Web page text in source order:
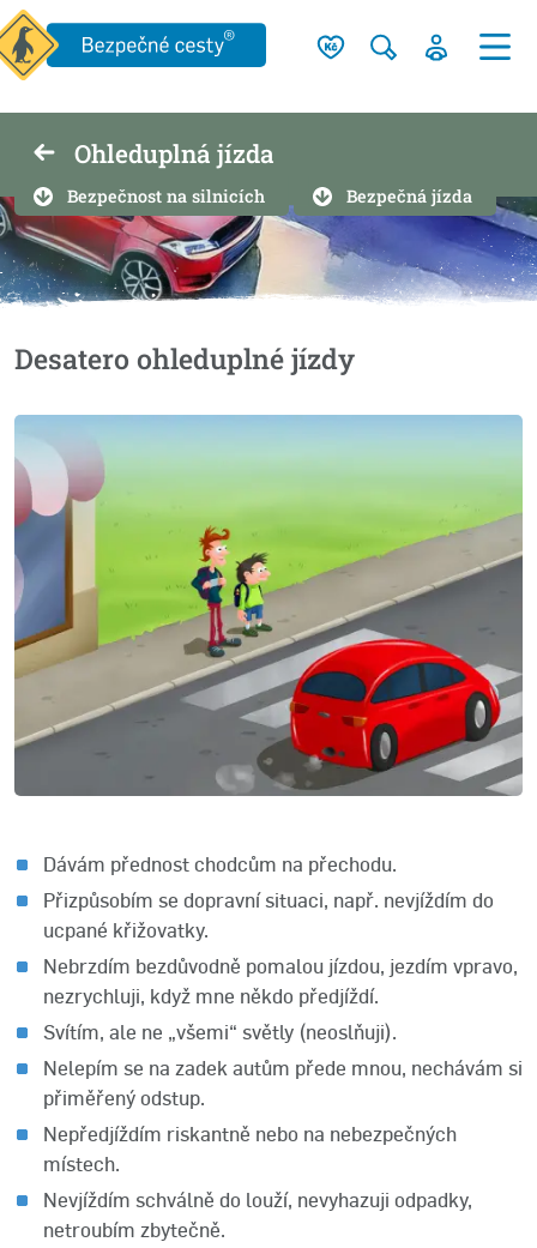
Ohleduplná jízda
Bezpečnost na silnicích Bezpečná jízda
Desatero ohleduplné jízdy
Dávám přednost chodcům na přechodu.
Přizpůsobím se dopravní situaci, např. nevjíždím do
ucpané křižovatky.
Nebrzdím bezdůvodně pomalou jízdou, jezdím vpravo,
nezrychluji, když mne někdo předjíždí.
Svítím, ale ne „všemi“ světly (neoslňuji).
Nelepím se na zadek autům přede mnou, nechávám si
přiměřený odstup.
Nepředjíždím riskantně nebo na nebezpečných
místech.
Nevjíždím schválně do louží, nevyhazuji odpadky,
netroubím zbytečně.